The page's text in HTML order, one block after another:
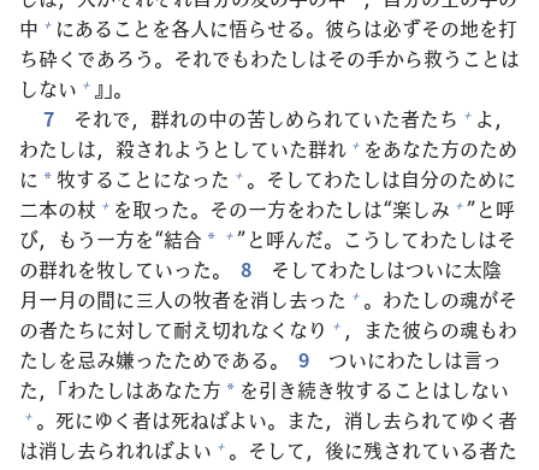
中 + にあることを各人に悟らせる。 彼らは必ずその地を打
ち砕くであろう。それでもわたしはその手から救うことは
しない + 』」。
7
それで， 群れの中の苦しめられていた者たち + よ，
わたしは， 殺されようとしていた群れ + をあなた方のため
に * 牧することになった + 。そしてわたしは自分のために
二本の杖 + を取った。その一方をわたしは“楽しみ + ”と呼
び，もう一方を“結合 * + ”と呼んだ。こうしてわたしはそ
の群れを牧していった。 8 そしてわたしはついに太陰
月一月の間に三人の牧者を消し去った + 。わたしの魂がそ
の者たちに対して耐え切れなくなり + ，また彼らの魂もわ
たしを忌み嫌ったためである。 9 ついにわたしは言っ
た，「わたしはあなた方 * を引き続き牧することはしない
+ 。 死にゆく 者は死ねばよい。また， 消し去られてゆく 者
は消し去られればよい + 。そして， 後に残されている者た